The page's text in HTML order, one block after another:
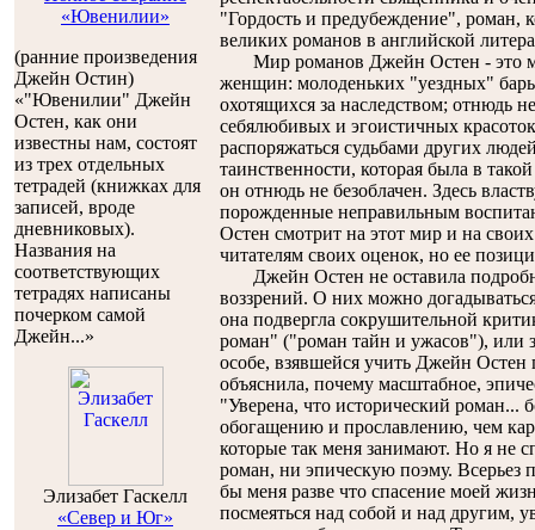
«Ювенилии»
(ранние произведения
Джейн Остин)
«"Ювенилии" Джейн
Остен, как они
известны нам, состоят
из трех отдельных
тетрадей (книжках для
записей, вроде
дневниковых).
Названия на
соответствующих
тетрадях написаны
почерком самой
Джейн...»
Элизабет Гаскелл
«Север и Юг»
"Гордость и предубеждение", роман,
великих романов в английской
Мир романов Джейн Остен - это
женщин: молоденьких "уездных"
охотящихся за наследством; отнюдь
себялюбивых и эгоистичных
распоряжаться судьбами других
таинственности, которая была в
он отнюдь не безоблачен. Здесь
порожденные неправильным
Остен смотрит на этот мир и на
читателям своих оценок, но ее
Джейн Остен не оставила
воззрений. О них можно
она подвергла сокрушительной
роман" ("роман тайн и ужасов"), или
особе, взявшейся учить Джейн Остен
объяснила, почему масштабное,
"Уверена, что исторический роман...
обогащению и прославлению, чем
которые так меня занимают. Но я не
роман, ни эпическую поэму. Всерьез
бы меня разве что спасение моей
посмеяться над собой и над другим,